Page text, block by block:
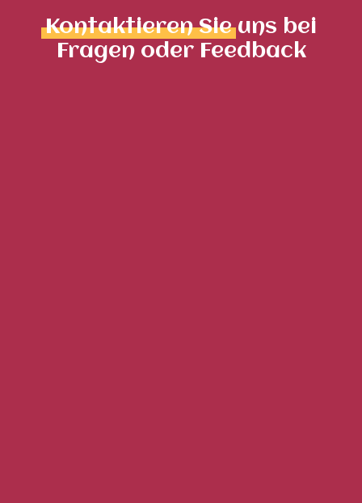
Kontaktieren Sieuns bei
Fragen oder Feedback